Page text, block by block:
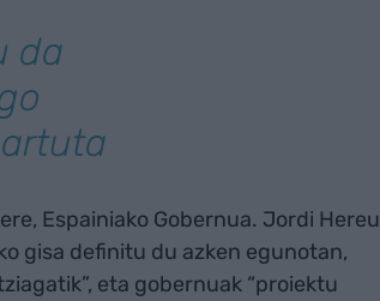
da
Espainiako Gobernua. Jordi Hereu
gisa definitu du azken egunotan,
eta gobernuak “proiektu